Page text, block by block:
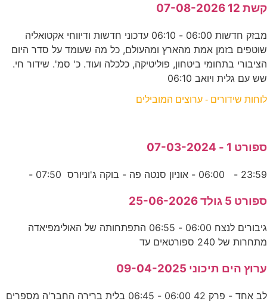
קשת 12 07-08-2026
מבזק חדשות 06:00 - 06:10 עדכוני חדשות ודיווחי אקטואליה
שוטפים בזמן אמת מהארץ ומהעולם, כל מה שעומד על סדר היום
הציבורי בתחומי ביטחון, פוליטיקה, כלכלה ועוד. כ' סמ'. שידור חי.
שש עם גלית ויואב 06:10
לוחות שידורים - ערוצים המובילים
ספורט 1 - 07-03-2024
23:59 - 06:00 - אוניון סנטה פה - בוקה ג'וניורס 07:50 -
ספורט 5 גולד 25-06-2026
גיבורים לנצח 06:00 - 06:55 התפתחותה של האולימפיאדה
מתחרות של 240 ספורטאים עד
ערוץ הים תיכוני 09-04-2025
לב אחד - פרק 42 06:00 - 06:45 בלית ברירה החבר'ה מספרים